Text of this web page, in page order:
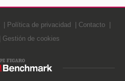
Política de privacidad
Contacto
Gestión de cookies